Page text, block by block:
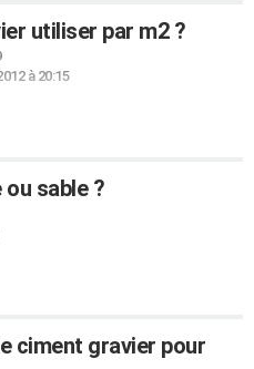
utiliser par m2 ?
à 20:15
sable ?
ciment gravier pour